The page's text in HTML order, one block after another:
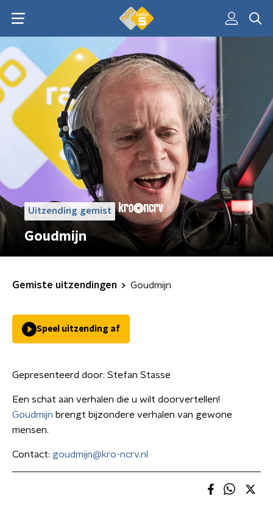
Uitzending gemist
Goudmijn
Gemiste uitzendingen Goudmijn
Speel uitzending af
Gepresenteerd door: Stefan Stasse
Een schat aan verhalen die u wilt doorvertellen!
Goudmijn brengt bijzondere verhalen van gewone
mensen.
Contact: goudmijn@kro-ncrv.nl